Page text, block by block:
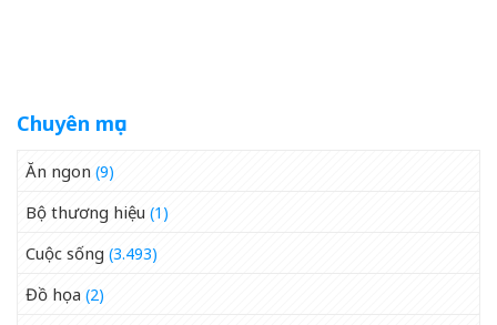
Chuyên mục
Ăn ngon (9)
Bộ thương hiệu (1)
Cuộc sống (3.493)
Đồ họa (2)